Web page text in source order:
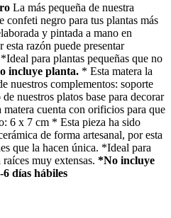
La más pequeña de nuestra
confeti negro para tus plantas más
y pintada a mano en
esta razón puede presentar
para plantas pequeñas que no
incluye planta. * Esta matera la
nuestros complementos: soporte
nuestros platos base para decorar
cuenta con orificios para que
6 x 7 cm * Esta pieza ha sido
de forma artesanal, por esta
que la hacen única. *Ideal para
muy extensas. *No incluye
días hábiles